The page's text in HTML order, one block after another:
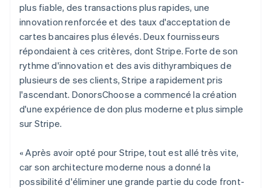
plus fiable, des transactions plus rapides, une
innovation renforcée et des taux d'acceptation de
cartes bancaires plus élevés. Deux fournisseurs
répondaient à ces critères, dont Stripe. Forte de son
rythme d'innovation et des avis dithyrambiques de
plusieurs de ses clients, Stripe a rapidement pris
l'ascendant. DonorsChoose a commencé la création
d'une expérience de don plus moderne et plus simple
sur Stripe.
« Après avoir opté pour Stripe, tout est allé très vite,
car son architecture moderne nous a donné la
possibilité d'éliminer une grande partie du code front-